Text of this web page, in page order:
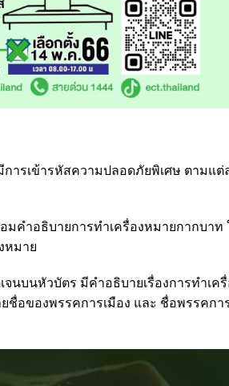
ารเข้ารหัสความปลอดภัยพิเศษ ตามแต่
มคำอธิบายการทำเครื่องหมายกากบาท
หมาย
นบนหัวบัตร มีคำอธิบายเรื่องการทำเค
อของพรรคการเมือง และ ชื่อพรรคกา